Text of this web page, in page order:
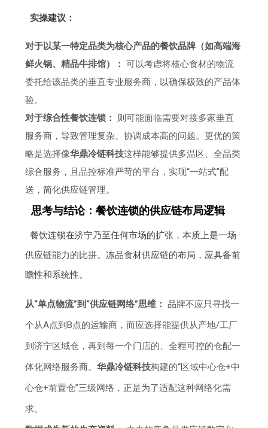
实操建议：
对于以某一特定品类为核心产品的餐饮品牌（如高端海
鲜火锅、精品牛排馆）： 可以考虑将核心食材的物流
委托给该品类的垂直专业服务商，以确保极致的产品体
验。
对于综合性餐饮连锁：
则可能面临需要对接多家垂直
服务商，导致管理复杂、协调成本高的问题。更优的策
略是选择像华鼎冷链科技这样能够提供多温区、全品类
综合服务，且品控标准严苛的平台，实现“一站式”配
送，简化供应链管理。
思考与结论：餐饮连锁的供应链布局逻辑
餐饮连锁在济宁乃至任何市场的扩张，本质上是一场
供应链能力的比拼。冻品食材供应链的布局，应具备前
瞻性和系统性。
从“单点物流”到“供应链网络”思维： 品牌不应只寻找一
个从A点到B点的运输商，而应选择能提供从产地/工厂
到济宁区域仓，再到每一个门店的、全程可控的仓配一
体化网络服务商。华鼎冷链科技构建的“区域中心仓+中
心仓+前置仓”三级网络，正是为了适配这种网络化需
求。